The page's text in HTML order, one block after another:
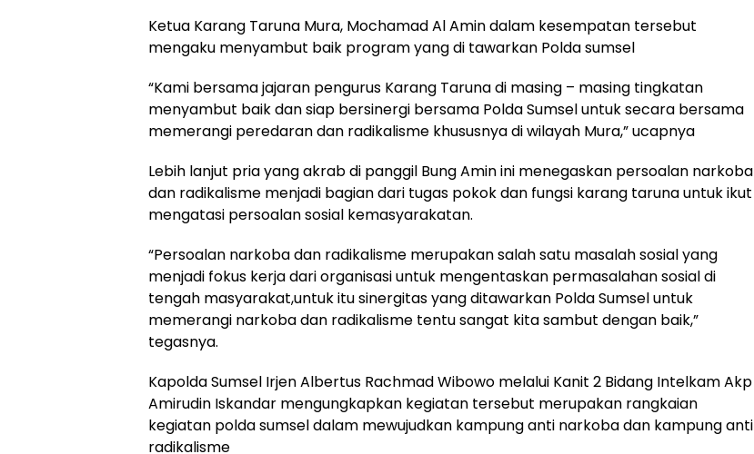
Ketua Karang Taruna Mura, Mochamad Al Amin dalam kesempatan tersebut
mengaku menyambut baik program yang di tawarkan Polda sumsel
“Kami bersama jajaran pengurus Karang Taruna di masing – masing tingkatan
menyambut baik dan siap bersinergi bersama Polda Sumsel untuk secara bersama
memerangi peredaran dan radikalisme khususnya di wilayah Mura,” ucapnya
Lebih lanjut pria yang akrab di panggil Bung Amin ini menegaskan persoalan narkoba
dan radikalisme menjadi bagian dari tugas pokok dan fungsi karang taruna untuk ikut
mengatasi persoalan sosial kemasyarakatan.
“Persoalan narkoba dan radikalisme merupakan salah satu masalah sosial yang
menjadi fokus kerja dari organisasi untuk mengentaskan permasalahan sosial di
tengah masyarakat,untuk itu sinergitas yang ditawarkan Polda Sumsel untuk
memerangi narkoba dan radikalisme tentu sangat kita sambut dengan baik,”
tegasnya.
Kapolda Sumsel Irjen Albertus Rachmad Wibowo melalui Kanit 2 Bidang Intelkam Akp
Amirudin Iskandar mengungkapkan kegiatan tersebut merupakan rangkaian
kegiatan polda sumsel dalam mewujudkan kampung anti narkoba dan kampung anti
radikalisme